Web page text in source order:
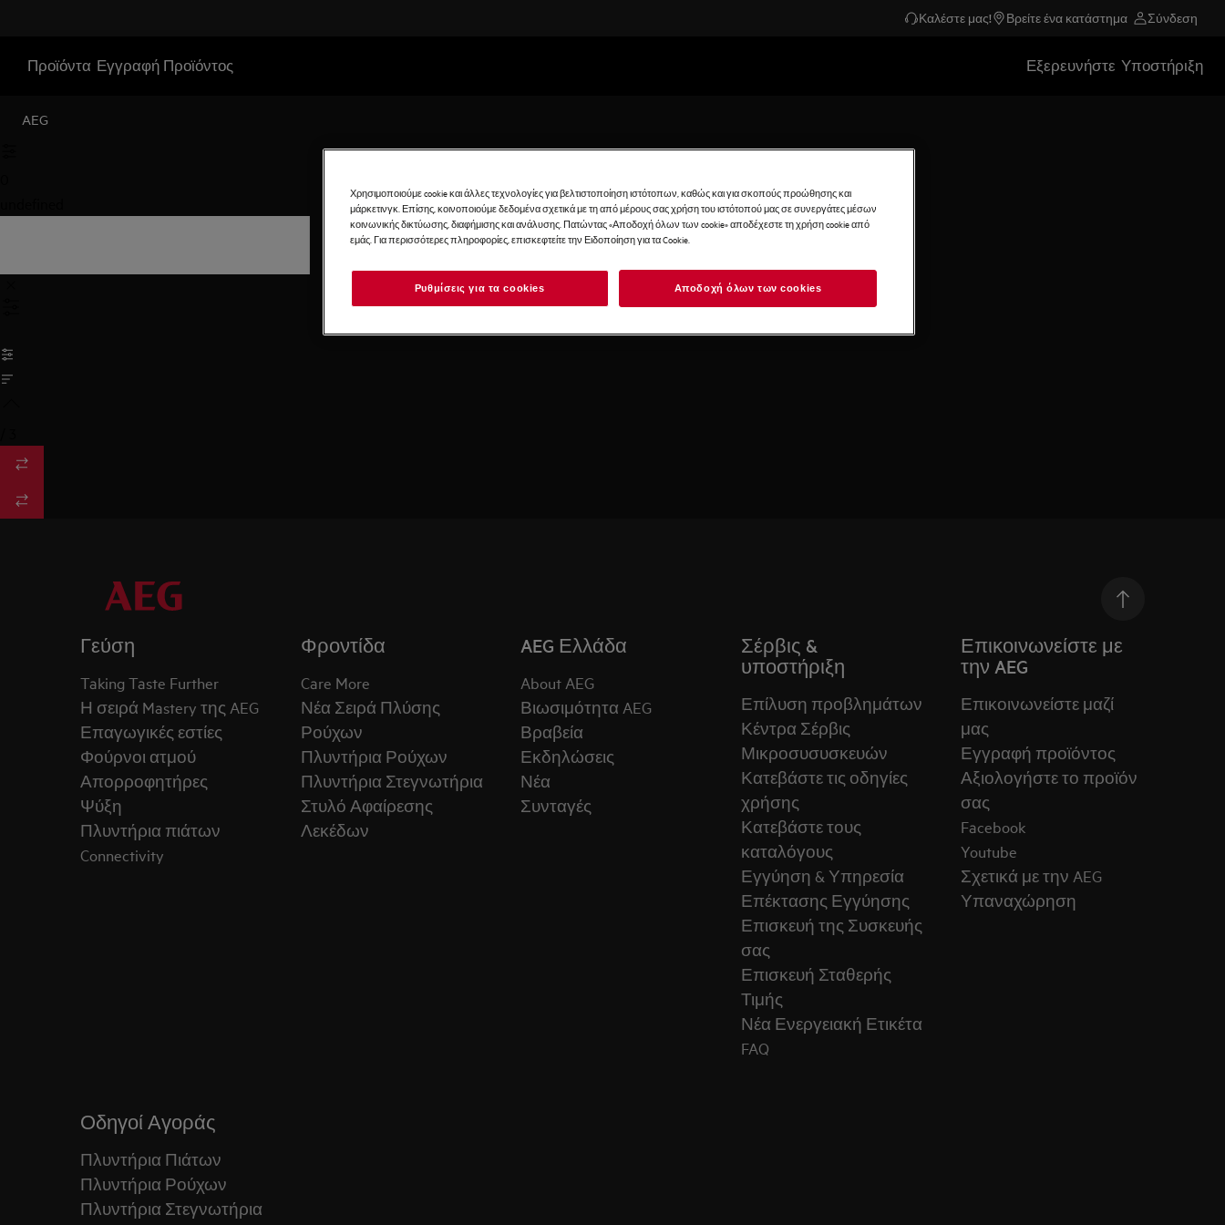
Καλέστε μας! Βρείτε ένα κατάστημα Σύνδεση
Προϊόντα Εγγραφή Προϊόντος Εξερευνήστε Υποστήριξη
AEG
Γεύση
Taking Taste Further
Η σειρά Mastery της AEG
Επαγωγικές εστίες
Φούρνοι ατμού
Απορροφητήρες
Ψύξη
Πλυντήρια πιάτων
Connectivity
Φροντίδα
Care More
Νέα Σειρά Πλύσης
Ρούχων
Πλυντήρια Ρούχων
Πλυντήρια Στεγνωτήρια
Στυλό Αφαίρεσης
Λεκέδων
AEG Ελλάδα
About AEG
Βιωσιμότητα AEG
Βραβεία
Εκδηλώσεις
Νέα
Συνταγές
Σέρβις &
υποστήριξη
Επίλυση προβλημάτων
Κέντρα Σέρβις
Μικροσυσυσκευών
Κατεβάστε τις οδηγίες
χρήσης
Κατεβάστε τους
καταλόγους
Εγγύηση & Υπηρεσία
Επέκτασης Εγγύησης
Επισκευή της Συσκευής
σας
Επισκευή Σταθερής
Τιμής
Νέα Ενεργειακή Ετικέτα
FAQ
Επικοινωνείστε με
την AEG
Επικοινωνείστε μαζί
μας
Εγγραφή προϊόντος
Αξιολογήστε το προϊόν
σας
Facebook
Youtube
Σχετικά με την AEG
Υπαναχώρηση
Οδηγοί Αγοράς
Πλυντήρια Πιάτων
Πλυντήρια Ρούχων
Πλυντήρια Στεγνωτήρια
Χρησιμοποιούμε cookie και άλλες τεχνολογίες για βελτιστοποίηση ιστότοπων, καθώς και για σκοπούς προώθησης και
μάρκετινγκ. Επίσης, κοινοποιούμε δεδομένα σχετικά με τη από μέρους σας χρήση του ιστότοπού μας σε συνεργάτες μέσων
κοινωνικής δικτύωσης, διαφήμισης και ανάλυσης. Πατώντας «Αποδοχή όλων των cookie» αποδέχεστε τη χρήση cookie από
εμάς. Για περισσότερες πληροφορίες, επισκεφτείτε την Ειδοποίηση για τα Cookie.
Ρυθμίσεις για τα cookies Αποδοχή όλων των cookies